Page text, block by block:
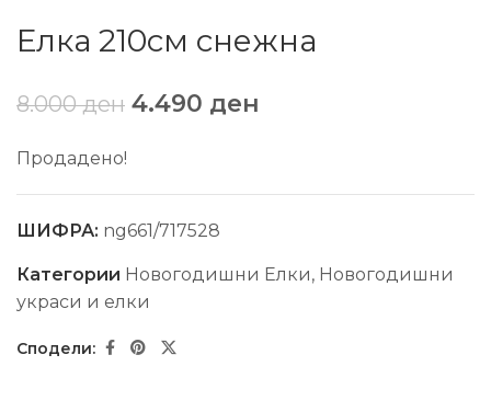
Елка 210см снежна
8.000ден 4.490 ден
Продадено!
ШИФРА: ng661/717528
Категории Новогодишни Елки, Новогодишни
украси и елки